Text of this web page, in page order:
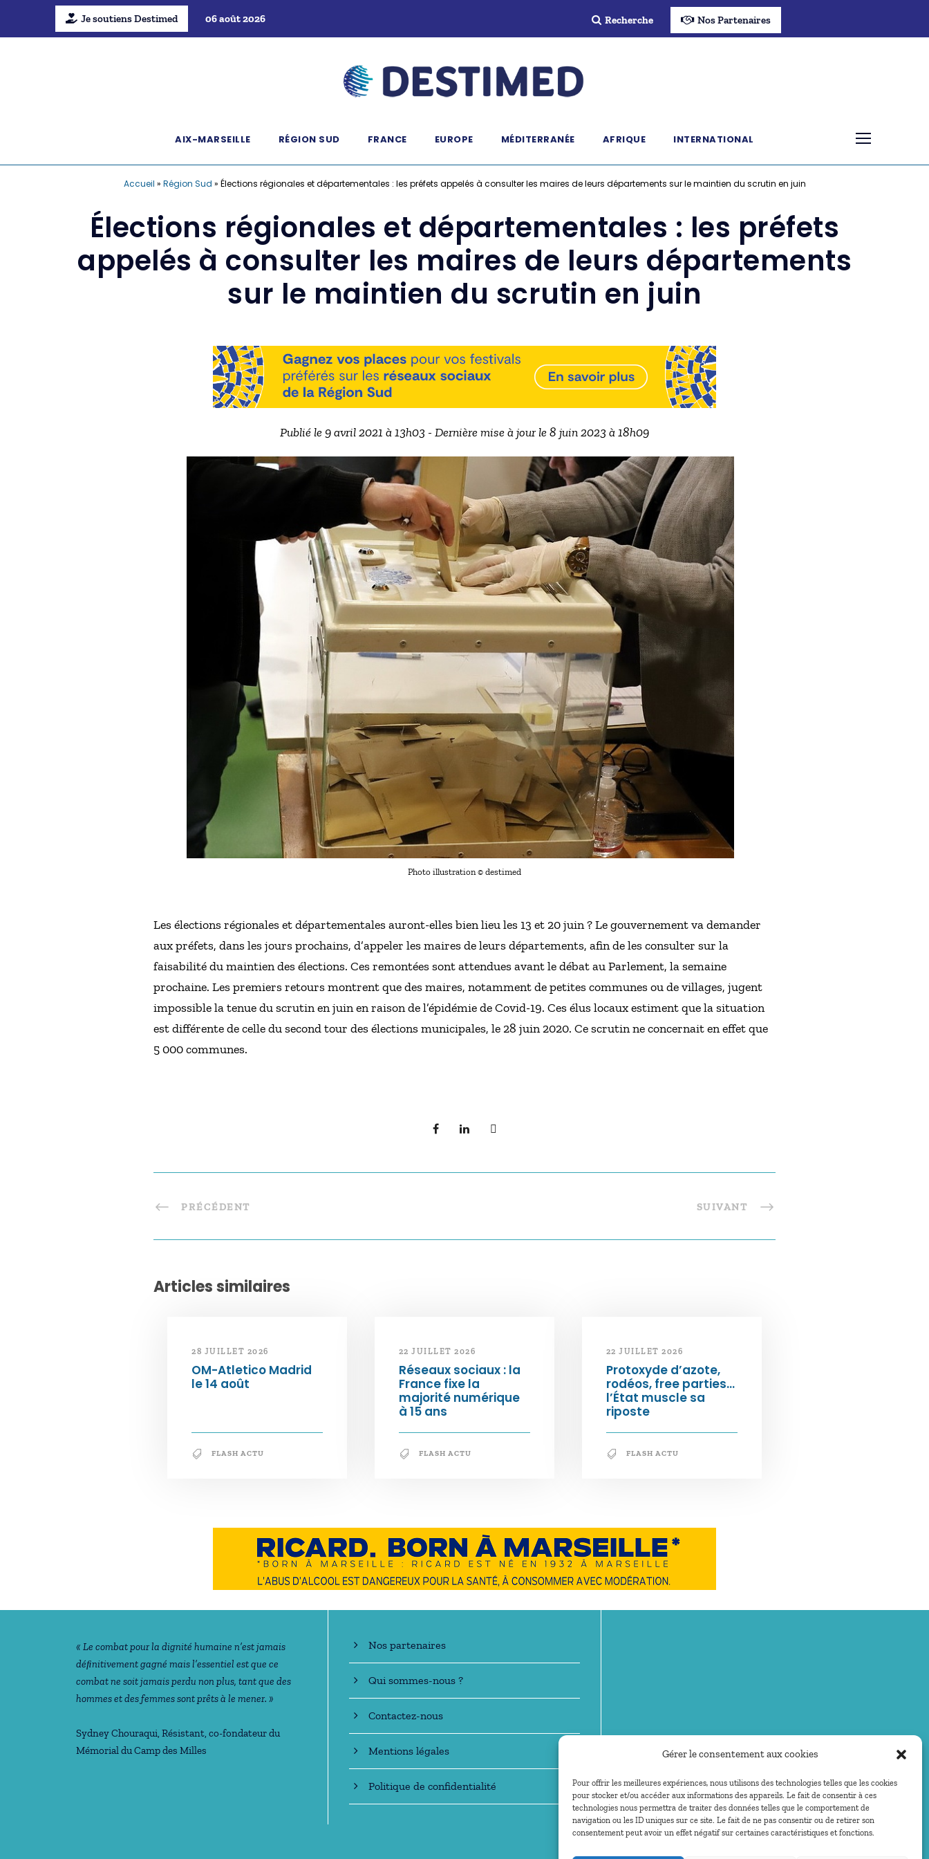
Gérer le consentement aux cookies
Pour offrir les meilleures expériences, nous utilisons des technologies telles que les cookies
pour stocker et/ou accéder aux informations des appareils. Le fait de consentir à ces
technologies nous permettra de traiter des données telles que le comportement de
navigation ou les ID uniques sur ce site. Le fait de ne pas consentir ou de retirer son
consentement peut avoir un effet négatif sur certaines caractéristiques et fonctions.
Je soutiens Destimed 06 août 2026 Recherche Nos Partenaires
AIX-MARSEILLE RÉGION SUD FRANCE EUROPE MÉDITERRANÉE AFRIQUE INTERNATIONAL
Accueil » Région Sud » Élections régionales et départementales : les préfets appelés à consulter les maires de leurs départements sur le maintien du scrutin en juin
Élections régionales et départementales : les préfets
appelés à consulter les maires de leurs départements
sur le maintien du scrutin en juin
Publié le 9 avril 2021 à 13h03 - Dernière mise à jour le 8 juin 2023 à 18h09
Photo illustration © destimed
Les élections régionales et départementales auront-elles bien lieu les 13 et 20 juin ? Le gouvernement va demander
aux préfets, dans les jours prochains, d’appeler les maires de leurs départements, afin de les consulter sur la
faisabilité du maintien des élections. Ces remontées sont attendues avant le débat au Parlement, la semaine
prochaine. Les premiers retours montrent que des maires, notamment de petites communes ou de villages, jugent
impossible la tenue du scrutin en juin en raison de l’épidémie de Covid-19. Ces élus locaux estiment que la situation
est différente de celle du second tour des élections municipales, le 28 juin 2020. Ce scrutin ne concernait en effet que
5 000 communes.
PRÉCÉDENT SUIVANT
Articles similaires
28 JUILLET 2026
OM-Atletico Madrid
le 14 août
FLASH ACTU
22 JUILLET 2026
Réseaux sociaux : la
France fixe la
majorité numérique
à 15 ans
FLASH ACTU
22 JUILLET 2026
Protoxyde d’azote,
rodéos, free parties…
l’État muscle sa
riposte
FLASH ACTU
Notre philosophie
« Le combat pour la dignité humaine n’est jamais
déﬁnitivement gagné mais l’essentiel est que ce
combat ne soit jamais perdu non plus, tant que des
hommes et des femmes sont prêts à le mener. »
Sydney Chouraqui, Résistant, co-fondateur du
Mémorial du Camp des Milles
En savoir +
Nos partenaires
Qui sommes-nous ?
Contactez-nous
Mentions légales
Politique de confidentialité